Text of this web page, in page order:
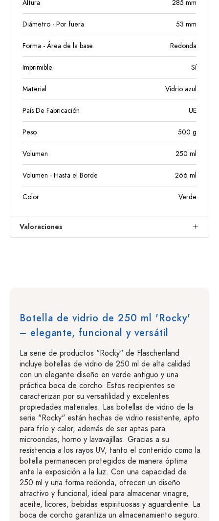
Altura 285 mm
Diámetro - Por fuera 53 mm
Forma - Área de la base Redonda
Imprimible Sí
Material Vidrio azul
País De Fabricación UE
Peso 500 g
Volumen 250 ml
Volumen - Hasta el Borde 266 ml
Color Verde
Valoraciones
Botella de vidrio de 250 ml 'Rocky'
– elegante, funcional y versátil
La serie de productos "Rocky" de Flaschenland
incluye botellas de vidrio de 250 ml de alta calidad
con un elegante diseño en verde antiguo y una
práctica boca de corcho. Estos recipientes se
caracterizan por su versatilidad y excelentes
propiedades materiales. Las botellas de vidrio de la
serie "Rocky" están hechas de vidrio resistente, apto
para frío y calor, además de ser aptas para
microondas, horno y lavavajillas. Gracias a su
resistencia a los rayos UV, tanto el contenido como la
botella permanecen protegidos de manera óptima
ante la exposición a la luz. Con una capacidad de
250 ml y una forma redonda, ofrecen un diseño
atractivo y funcional, ideal para almacenar vinagre,
aceite, licores, bebidas espirituosas y aguardiente. La
boca de corcho garantiza un almacenamiento seguro.